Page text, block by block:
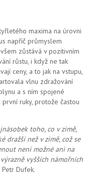
maxima na úrovni
napříč průmyslem
zůstává v pozitivním
růstu, i když ne tak
ceny, a to jak na vstupu,
vlnu zdražování
a s ním spojené
ruky, protože častou
toho, co v zimě,
dražší než v zimě, což se
není možnéani na
vyšších námořních
Dufek.